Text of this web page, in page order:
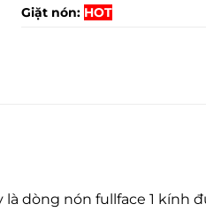
Giặt nón: HOT
là dòng nón fullface 1 kính